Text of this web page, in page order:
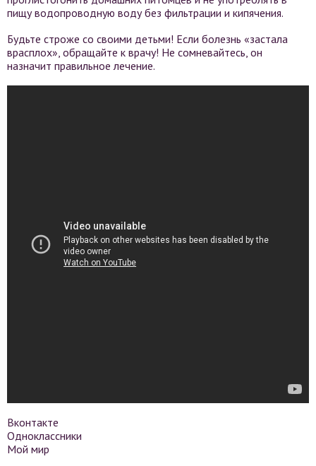
пищу водопроводную воду без фильтрации и кипячения.
Будьте строже со своими детьми! Если болезнь «застала
врасплох», обращайте к врачу! Не сомневайтесь, он
назначит правильное лечение.
Вконтакте
Одноклассники
Мой мир